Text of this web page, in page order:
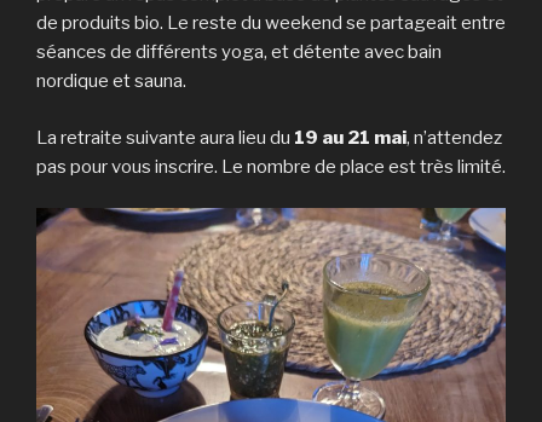
de produits bio. Le reste du weekend se partageait entre
séances de différents yoga, et détente avec bain
nordique et sauna.
La retraite suivante aura lieu du 19 au 21 mai, n’attendez
pas pour vous inscrire. Le nombre de place est très limité.